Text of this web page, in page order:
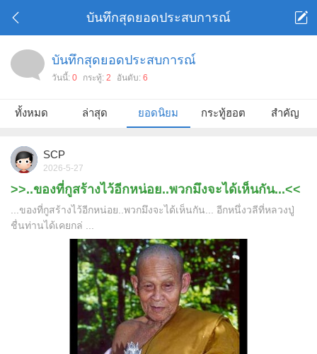
บันทึกสุดยอดประสบการณ์
บันทึกสุดยอดประสบการณ์
วันนี้: 0 กระทู้: 2 อันดับ: 6
ทั้งหมด ล่าสุด ยอดนิยม กระทู้ฮอต สำคัญ
SCP
2026-5-27
>>..ของที่กูสร้างไว้อีกหน่อย..พวกมึงจะได้เห็นกัน...<<
...ของที่กูสร้างไว้อีกหน่อย..พวกมึงจะได้เห็นกัน... อีกหนึ่งวลีที่หลวงปู่
ชื่นท่านได้เคยกล่ ...